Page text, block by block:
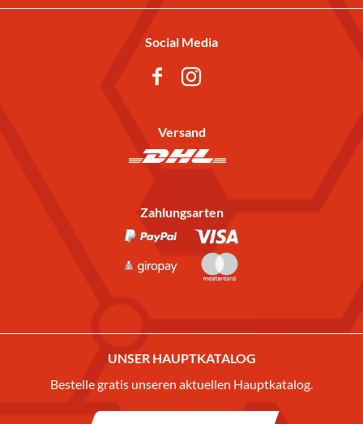
Social Media
Versand
Zahlungsarten
UNSER HAUPTKATALOG
Bestelle gratis unseren aktuellen Hauptkatalog.